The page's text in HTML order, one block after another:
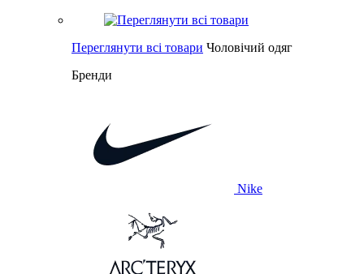
Переглянути всі товари Чоловічий одяг
Бренди
Nike